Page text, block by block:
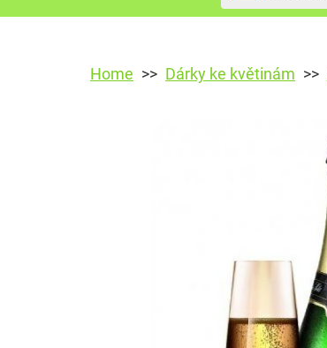
Home Dárky ke květinám